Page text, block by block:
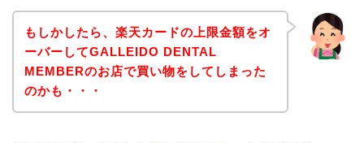
もしかしたら、楽天カードの上限金額をオ
ーバーしてGALLEIDO DENTAL
MEMBERのお店で買い物をしてしまった
のかも・・・